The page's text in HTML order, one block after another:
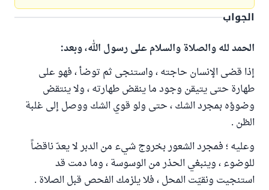
الجواب
الحمد لله والصلاة والسلام على رسول الله، وبعد:
إذا قضى الإنسان حاجته ، واستنجى ثم توضأ ، فهو على
طهارة حتى يتيقن وجود ما ينقض طهارته ، ولا ينتقض
وضوؤه بمجرد الشك ، حتى ولو قوي الشك ووصل إلى غلبة
الظن .
وعليه ؛ فمجرد الشعور بخروج شيء من الدبر لا يعدّ ناقضاً
للوضوء ، وينبغي الحذر من الوسوسة ، وما دمت قد
استنجيت ونقيّت المحل ، فلا يلزمك الفحص قبل الصلاة .